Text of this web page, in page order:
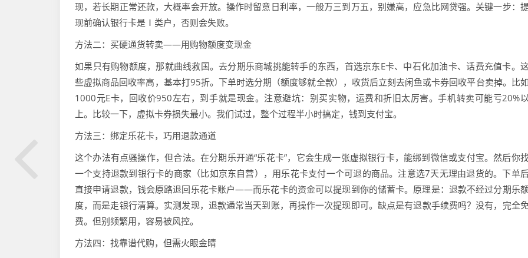
现，若长期正常还款，大概率会开放。操作时留意日利率，一般万三到万五，别嫌高，应急比网贷强。关键一步：提
现前确认银行卡是Ⅰ类户，否则会失败。
方法二：买硬通货转卖——用购物额度变现金
如果只有购物额度，那就曲线救国。去分期乐商城挑能转手的东西，首选京东E卡、中石化加油卡、话费充值卡。
些虚拟商品回收率高，基本打95折。下单时选分期（额度够就全款），收货后立刻去闲鱼或卡券回收平台卖掉。比如
1000元E卡，回收价950左右，到手就是现金。注意避坑：别买实物，运费和折旧太厉害。手机转卖可能亏20%以
上。比较一下，虚拟卡券损失最小。我们试过，整个过程半小时搞定，钱到支付宝。
方法三：绑定乐花卡，巧用退款通道
这个办法有点骚操作，但合法。在分期乐开通“乐花卡”，它会生成一张虚拟银行卡，能绑到微信或支付宝。然后你
一个支持退款到银行卡的商家（比如京东自营），用乐花卡支付一个可退的商品。注意选7天无理由退货的。下单
直接申请退款，钱会原路退回乐花卡账户——而乐花卡的资金可以提现到你的储蓄卡。原理是：退款不经过分期乐
度，而是走银行清算。实测发现，退款通常当天到账，再操作一次提现即可。缺点是有退款手续费吗？没有，完全
费。但别频繁用，容易被风控。
方法四：找靠谱代购，但需火眼金睛